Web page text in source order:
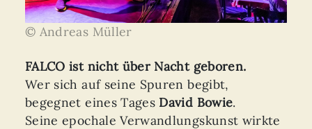
© Andreas Müller
FALCO ist nicht über Nacht geboren.
Wer sich auf seine Spuren begibt,
begegnet eines Tages David Bowie.
Seine epochale Verwandlungskunst wirkte